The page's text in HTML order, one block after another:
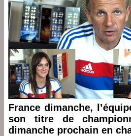
France dimanche,
son titre de
dimanche prochain en